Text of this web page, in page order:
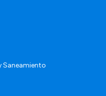
Saneamiento